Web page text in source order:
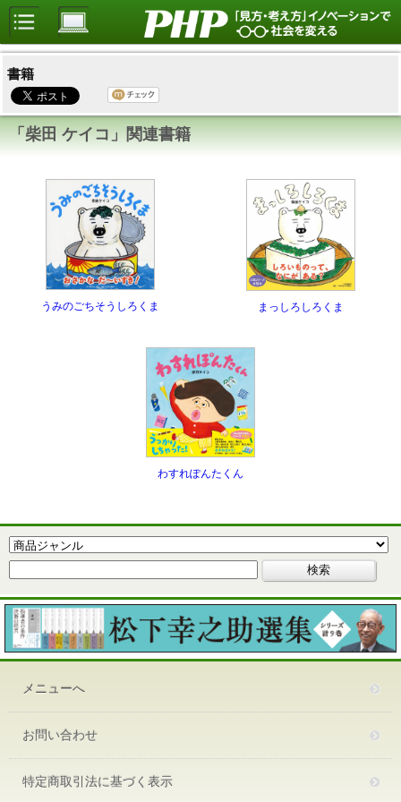
書籍
「柴田 ケイコ」関連書籍
うみのごちそうしろくま まっしろしろくま
わすれぽんたくん
メニューへ
お問い合わせ
特定商取引法に基づく表示